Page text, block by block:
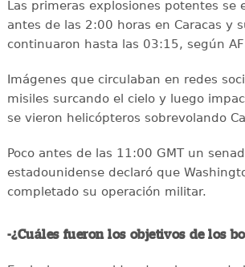
Las primeras explosiones potentes se
antes de las 2:00 horas en Caracas y
continuaron hasta las 03:15, según
Imágenes que circulaban en redes
misiles surcando el cielo y luego
se vieron helicópteros sobrevolando
Poco antes de las 11:00 GMT un
estadounidense declaró que
completado su operación militar.
-¿Cuáles fueron los objetivos de los